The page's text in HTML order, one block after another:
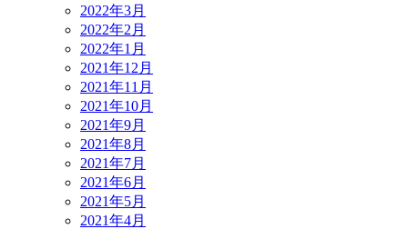
2022年3月
2022年2月
2022年1月
2021年12月
2021年11月
2021年10月
2021年9月
2021年8月
2021年7月
2021年6月
2021年5月
2021年4月